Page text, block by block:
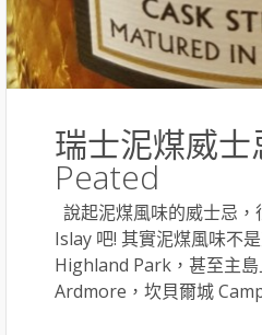
瑞士泥煤威
Peated
說起泥煤風味的威士忌
Islay 吧! 其實泥煤風味不
Highland Park，甚至主
Ardmore，坎貝爾城